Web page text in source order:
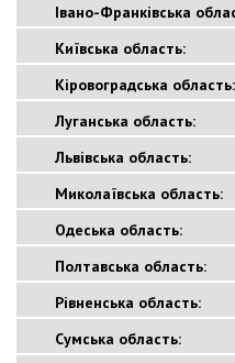
Івано-Франківська
Київська облаcть:
Кіровоградська область:
Луганська область:
Львівська область:
Миколаївська область:
Одеська область:
Полтавська область:
Рівненська область:
Сумська область: